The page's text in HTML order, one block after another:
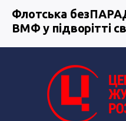
Флотська
ВМФ у підворітті